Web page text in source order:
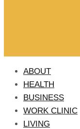
ABOUT
HEALTH
BUSINESS
WORK CLINIC
LIVING